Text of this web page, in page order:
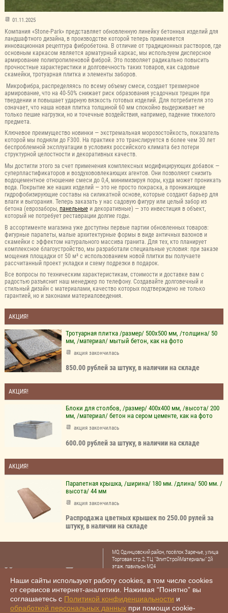
01.11.2025
Компания «Stone-Park» представляет обновленную линейку бетонных изделий для
ландшафтного дизайна, в производстве которой теперь применяется
инновационная рецептура фибробетона. В отличие от традиционных растворов, где
основным каркасом является арматурный каркас, мы используем дисперсное
армирование полипропиленовой фиброй. Это позволяет радикально повысить
прочностные характеристики и долговечность таких товаров, как садовые
скамейки, тротуарная плитка и элементы заборов.
Микрофибра, распределяясь по всему объему смеси, создает трехмерное
армирование, что на 40-50% снижает риск образования усадочных трещин при
твердении и повышает ударную вязкость готовых изделий. Для потребителя это
означает, что наша новая плитка толщиной 60 мм спокойно выдерживает не
только пешие нагрузки, но и точечные воздействия, например, падение тяжелого
предмета.
Ключевое преимущество новинки — экстремальная морозостойкость, показатель
которой мы подняли до F300. На практике это транслируется в более чем 30 лет
беспроблемной эксплуатации в условиях российского климата без потери
структурной целостности и декоративных качеств.
Мы достигли этого за счет применения комплексных модифицирующих добавок —
суперпластификаторов и воздухововлекающих агентов. Они позволяют снизить
водоцементное отношение смеси до 0,4, минимизируя поры, куда может проникать
вода. Покрытие же наших изделий — это не просто покраска, а проникающие
гидрофобизирующие составы на силикатной основе, которые создают барьер для
влаги и выгорания. Теперь заказать у нас садовую фигуру или целый забор из
бетона (еврозаборы, панельныеи декоративные) — это инвестиция в объект,
который не потребует реставрации долгие годы.
В ассортименте магазина уже доступны первые партии обновленных товаров:
фигурные парапеты, малые архитектурные формы в виде античных вазонов и
скамейки с эффектом натурального массива гранита. Для тех, кто планирует
комплексное благоустройство, мы разработали специальные условия: при заказе
мощения площадки от 50 м² с использованием новой плитки вы получаете
рассчитанный проект укладки и схему подрезки в подарок.
Все вопросы по техническим характеристикам, стоимости и доставке вам с
радостью разъяснит наш менеджер по телефону. Создавайте долговечный и
стильный дизайн с материалами, качество которых подтверждено не только
гарантией, но и законами материаловедения.
АКЦИЯ!
Тротуарная плитка /размер/ 500х500 мм, /толщина/ 50
мм, /материал/ мытый бетон, как на фото
акция закончилась
850.00 рублей за штуку, в наличии на складе
АКЦИЯ!
Блоки для столбов, /размер/ 400х400 мм, /высота/ 200
мм, /материал/ бетон на сером цементе, как на фото
акция закончилась
600.00 рублей за штуку, в наличии на складе
АКЦИЯ!
Парапетная крышка, /ширина/ 180 мм. /длина/ 500 мм. /
высота/ 44 мм
акция закончилась
Распродажа цветных крышек по 250.00 рулей за
штуку, в наличии на складе
Наши сайты используют работу cookies, в том числе cookies
от сервисов интернет-аналитики. Нажимая “Понятно” вы
соглашаетесь с Политикой конфиденциальности и
обработкой персональных данных при помощи cookie-
МО, Одинцовский район, посёлок Заречье, улица
Торговая стр.2, ТЦ "ЭлитСтройМатериалы" 2й
этаж, павильон М24
Тел.: +7 (985) 480-47-30
+7 (985) 480-44-78
E-mail: archbeton12@yandex.ru